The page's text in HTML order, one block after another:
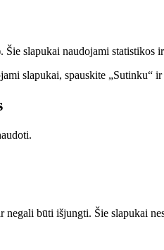
slapukai naudojami statistikos
slapukai, spauskite „Sutinku“
būti išjungti. Šie slapukai